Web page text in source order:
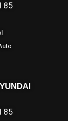
85
85